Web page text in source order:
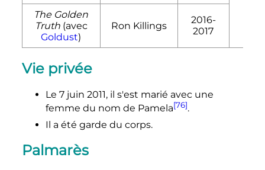
The Golden
Truth(avec
Goldust)
Ron Killings
2016-
2017
Vie privée
Le 7 juin 2011, il s'est marié avec une
femme du nom de Pamela[76].
Il a été garde du corps.
Palmarès